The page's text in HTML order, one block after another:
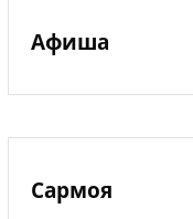
Афиша
Сармоя